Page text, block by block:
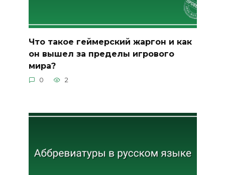
Что такое геймерский жаргон и как
он вышел за пределы игрового
мира?
0 2